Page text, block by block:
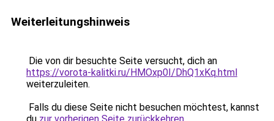
Weiterleitungshinweis
Die von dir besuchte Seite versucht, dich an
https://vorota-kalitki.ru/HMOxp0I/DhQ1xKq.html
weiterzuleiten.
Falls du diese Seite nicht besuchen möchtest, kannst